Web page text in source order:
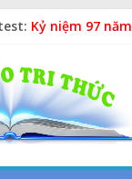
Kỷ niệm 97
Các yếu tố
Vịt Con Cẩu Thả
Lan tỏa văn